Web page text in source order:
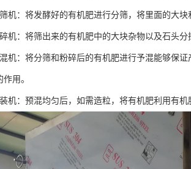
筛机：将发酵好的有机肥进行分筛，将里面的大
碎机：将筛出来的有机肥中的大块杂物以及石头
混机：将分筛和粉碎后的有机肥进行予混能够保
用。
装机：预混均匀后，如需造粒，将有机肥利用有